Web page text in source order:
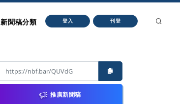
新聞稿分類 登入 刊登
推廣新聞稿